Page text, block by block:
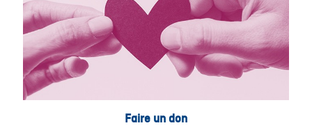
Faire un don